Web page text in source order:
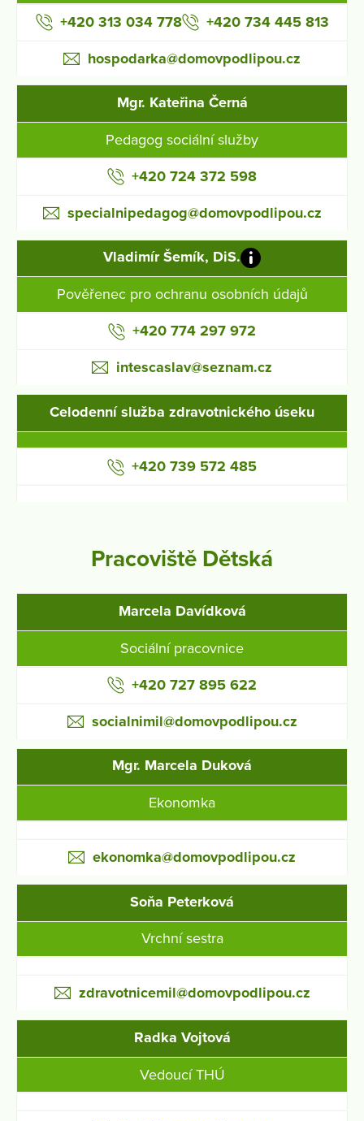
+420 313 034 778 +420 734 445 813
hospodarka@domovpodlipou.cz
Mgr. Kateřina Černá
Pedagog sociální služby
+420 724 372 598
specialnipedagog@domovpodlipou.cz
Vladimír Šemík, DiS.
Pověřenec pro ochranu osobních údajů
+420 774 297 972
intescaslav@seznam.cz
Celodenní služba zdravotnického úseku
+420 739 572 485
Pracoviště Dětská
Marcela Davídková
Sociální pracovnice
+420 727 895 622
socialnimil@domovpodlipou.cz
Mgr. Marcela Duková
Ekonomka
ekonomka@domovpodlipou.cz
Soňa Peterková
Vrchní sestra
zdravotnicemil@domovpodlipou.cz
Radka Vojtová
Vedoucí THÚ